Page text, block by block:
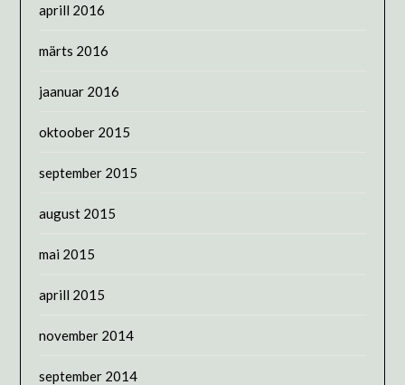
aprill 2016
märts 2016
jaanuar 2016
oktoober 2015
september 2015
august 2015
mai 2015
aprill 2015
november 2014
september 2014